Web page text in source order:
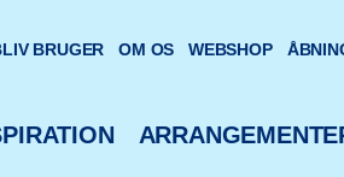
BRUGER OM OS WEBSHOP